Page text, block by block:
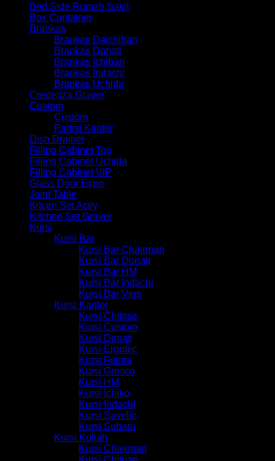
Bed Side Rumah Sakit
Box Container
Brankas
Brankas Daichiban
Brankas Donati
Brankas Ichiban
Brankas Indachi
Brankas Uchida
Credenza Graver
Custom
Custom
Partisi Kantor
Dish Drainer
Filling Cabinet Top
Filling Cabinet Uchida
Filling Cabinet VIP
Glass Door Expo
Joint Table
Kitcen Set Activ
Kitchen Set Graver
Kursi
Kursi Bar
Kursi Bar Chairman
Kursi Bar Donati
Kursi Bar HM
Kursi Bar Indachi
Kursi Bar Vios
Kursi Kantor
Kursi Chitose
Kursi Custom
Kursi Donati
Kursi Ergotec
Kursi Futura
Kursi Gresco
Kursi HM
Kursi Ichiko
Kursi Indachi
Kursi Savello
Kursi Subaru
Kursi Kuliah
Kursi Chairman